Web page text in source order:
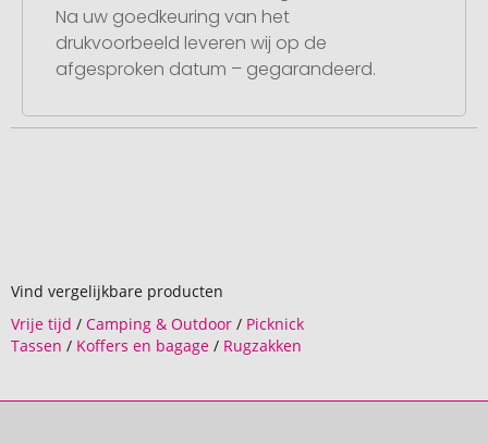
Na uw goedkeuring van het
drukvoorbeeld leveren wij op de
afgesproken datum – gegarandeerd.
Vind vergelijkbare producten
Vrije tijd / Camping & Outdoor / Picknick
Tassen / Koffers en bagage / Rugzakken